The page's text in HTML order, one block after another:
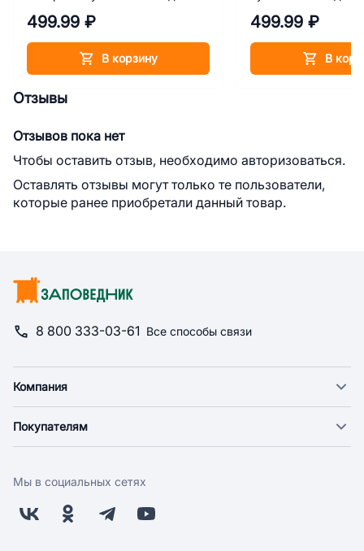
499.99 ₽
В корзину
499.99 ₽
В
Отзывы
Отзывов пока нет
Чтобы оставить отзыв, необходимо авторизоваться.
Оставлять отзывы могут только те пользователи,
которые ранее приобретали данный товар.
8 800 333-03-61 Все способы связи
Компания
Новости
Поставщикам
Заводчикам
Покупателям
Оплата
Бонусная программа
Мы в социальных сетях